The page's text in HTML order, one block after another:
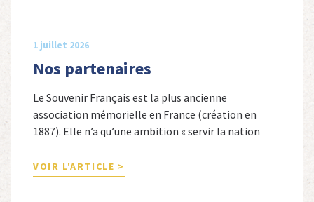
1 juillet 2026
Nos partenaires
Le Souvenir Français est la plus ancienne
association mémorielle en France (création en
1887). Elle n’a qu’une ambition « servir la nation
nationale de la France. Afin d’atteindre cet objectif,
Le Souvenir Français entretient des liens amicaux
VOIR L'ARTICLE >